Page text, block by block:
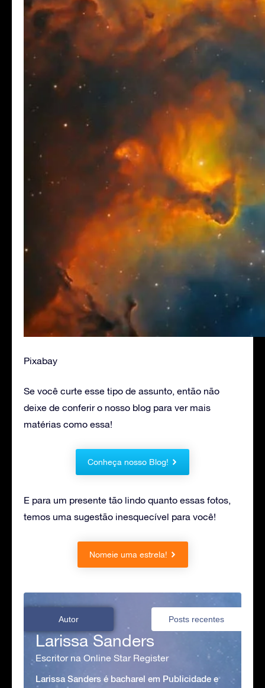
Pixabay
Se você curte esse tipo de assunto, então não
deixe de conferir o nosso blog para ver mais
matérias como essa!
Conheça nosso Blog!
E para um presente tão lindo quanto essas fotos,
temos uma sugestão inesquecível para você!
Nomeie uma estrela!
Autor Posts recentes
Larissa Sanders
Escritor na Online Star Register
Larissa Sanders é bacharel em Publicidade e